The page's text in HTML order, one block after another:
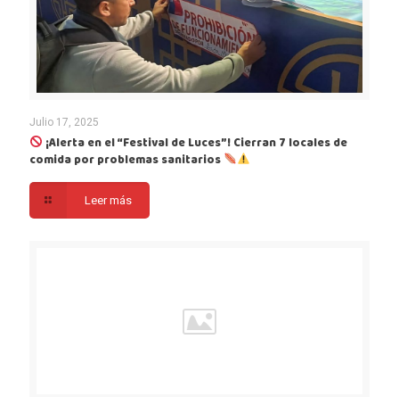
Julio 17, 2025
¡Alerta en el “Festival de Luces”! Cierran 7 locales de
comida por problemas sanitarios
Leer más